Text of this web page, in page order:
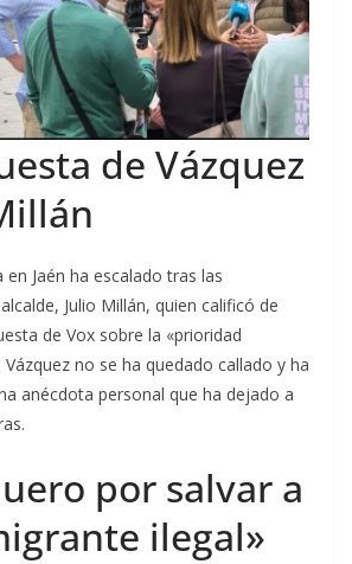
de Vázquez
Jaén ha escalado tras las
Julio Millán, quien calificó de
de Vox sobre la «prioridad
Vázquez no se ha quedado callado y ha
anécdota personal que ha dejado a
por salvar a
ilegal»